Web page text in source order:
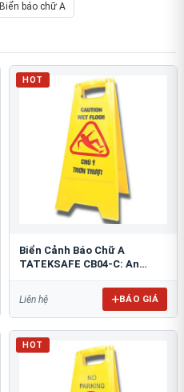
Biển báo chữ A
HOT
Biển Cảnh Báo Chữ A
TATEKSAFE CB04-C: An
Liên hệ BÁO GIÁ
HOT